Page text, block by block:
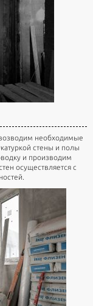
необходимые
стены и полы
и производим
осуществляется с